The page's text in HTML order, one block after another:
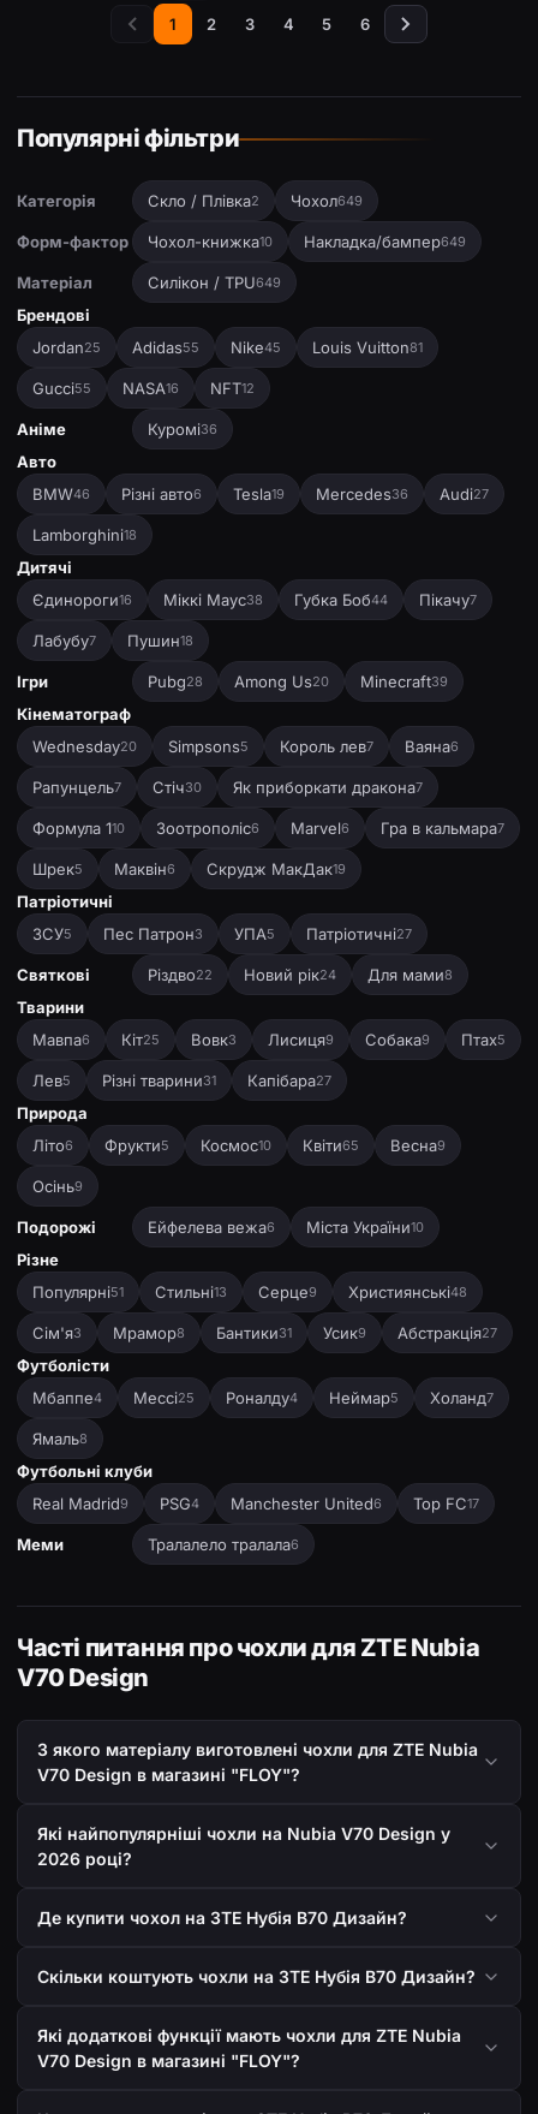
1
2 3 4 5 6
Популярні фільтри
Категорія Скло / Плівка2 Чохол649
Форм-фактор Чохол-книжка10 Накладка/бампер649
Матеріал Силікон / TPU649
Брендові
Jordan25 Adidas55 Nike45 Louis Vuitton81
Gucci55 NASA16 NFT12
Аніме Куромі36
Авто
BMW46 Різні авто6 Tesla19 Mercedes36 Audi27
Lamborghini18
Дитячі
Єдинороги16 Міккі Маус38 Губка Боб44 Пікачу7
Лабубу7 Пушин18
Ігри Pubg28 Among Us20 Minecraft39
Кінематограф
Wednesday20 Simpsons5 Король лев7 Ваяна6
Рапунцель7 Стіч30 Як приборкати дракона7
Формула 110 Зоотрополіс6 Marvel6 Гра в кальмара7
Шрек5 Маквін6 Скрудж МакДак19
Патріотичні
ЗСУ5 Пес Патрон3 УПА5 Патріотичні27
Святкові Різдво22 Новий рік24 Для мами8
Тварини
Мавпа6 Кіт25 Вовк3 Лисиця9 Собака9 Птах5
Лев5 Різні тварини31 Капібара27
Природа
Літо6 Фрукти5 Космос10 Квіти65 Весна9
Осінь9
Подорожі Ейфелева вежа6 Міста України10
Різне
Популярні51 Стильні13 Серце9 Християнські48
Сім'я3 Мрамор8 Бантики31 Усик9 Абстракція27
Футболісти
Мбаппе4 Мессі25 Роналду4 Неймар5 Холанд7
Ямаль8
Футбольні клуби
Real Madrid9 PSG4 Manchester United6 Top FC17
Меми Тралалело тралала6
Часті питання про чохли для ZTE Nubia
V70 Design
З якого матеріалу виготовлені чохли для ZTE Nubia
V70 Design в магазині "FLOY"?
Які найпопулярніші чохли на Nubia V70 Design у
2026 році?
Де купити чохол на ЗТЕ Нубія В70 Дизайн?
Скільки коштують чохли на ЗТЕ Нубія В70 Дизайн?
Які додаткові функції мають чохли для ZTE Nubia
V70 Design в магазині "FLOY"?